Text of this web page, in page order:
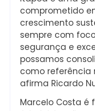
comprometido
crescimento
sempre com
segurança e
possamos
como referência
afirma Ricardo
Marcelo Costa é